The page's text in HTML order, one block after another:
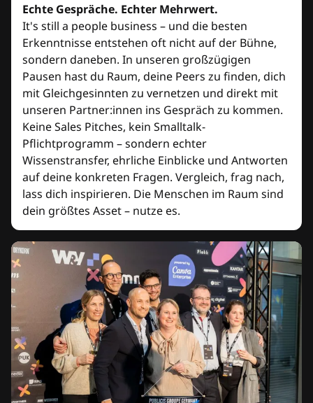
Echte Gespräche. Echter Mehrwert.
It's still a people business – und die besten
Erkenntnisse entstehen oft nicht auf der Bühne,
sondern daneben. In unseren großzügigen
Pausen hast du Raum, deine Peers zu finden, dich
mit Gleichgesinnten zu vernetzen und direkt mit
unseren Partner:innen ins Gespräch zu kommen.
Keine Sales Pitches, kein Smalltalk-
Pflichtprogramm – sondern echter
Wissenstransfer, ehrliche Einblicke und Antworten
auf deine konkreten Fragen. Vergleich, frag nach,
lass dich inspirieren. Die Menschen im Raum sind
dein größtes Asset – nutze es.